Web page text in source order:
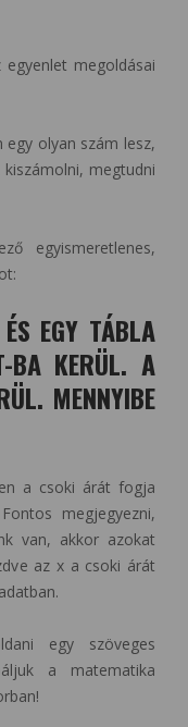
megoldásai
egy olyan szám lesz,
megtudni
egyismeretlenes,
EGY TÁBLA
BA KERÜL. A
MENNYIBE
a csoki árát fogja
megjegyezni,
van, akkor azokat
az x a csoki árát
egy szöveges
a matematika